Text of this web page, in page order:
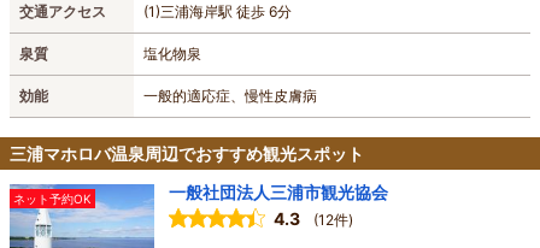
交通アクセス (1)三浦海岸駅 徒歩 6分
泉質 塩化物泉
効能 一般的適応症、慢性皮膚病
三浦マホロバ温泉周辺でおすすめ観光スポット
ネット予約OK
一般社団法人三浦市観光協会
4.3
(12件)